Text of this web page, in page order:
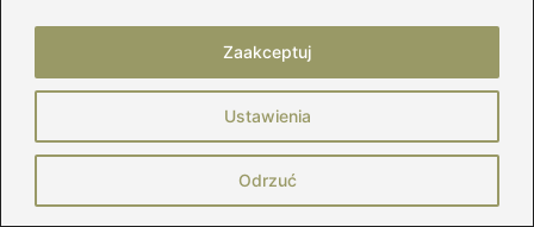
Ustawienia
Odrzuć
Zaakceptuj
←
krok po kroku
→
Idealny rozmiar ramy dla osób o wzroście 175 cm –
jak dokonać właściwego wyboru?